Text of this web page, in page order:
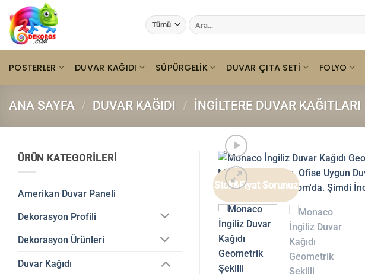
İçeriğe
atla
Ara:
POSTERLER DUVAR KAĞIDI SÜPÜRGELIK DUVAR ÇITA SETI FOLYO
ANA SAYFA / DUVAR KAĞIDI / İNGILTERE DUVAR KAĞITLARI
ÜRÜN KATEGORILERI
Amerikan Duvar Paneli
Dekorasyon Profili
Dekorasyon Ürünleri
Duvar Kağıdı
Stok&Fiyat Sorunuz